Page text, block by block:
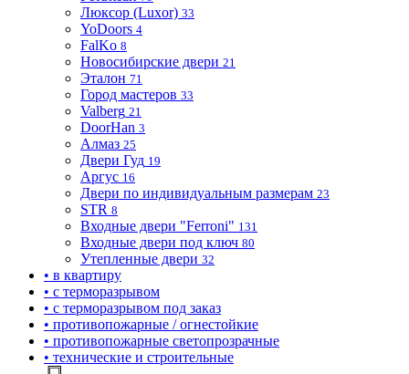
Люксор (Luxor) 33
YoDoors 4
FalKo 8
Новосибирские двери 21
Эталон 71
Город мастеров 33
Valberg 21
DoorHan 3
Алмаз 25
Двери Гуд 19
Аргус 16
Двери по индивидуальным размерам 23
STR 8
Входные двери "Ferroni" 131
Входные двери под ключ 80
Утепленные двери 32
• в квартиру
• с терморазрывом
• с терморазрывом под заказ
• противопожарные / огнестойкие
• противопожарные светопрозрачные
• технические и строительные